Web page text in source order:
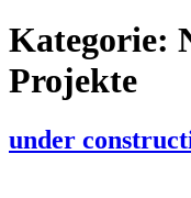
Kategorie:
Projekte
under